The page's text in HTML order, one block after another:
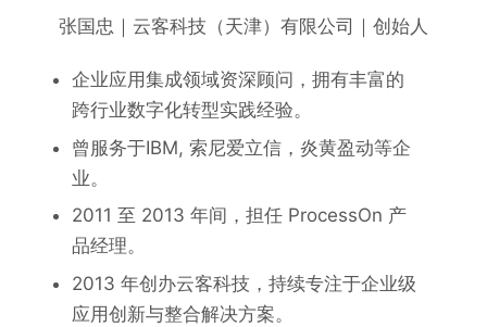
张国忠｜云客科技（天津）有限公司｜创始人
企业应用集成领域资深顾问，拥有丰富的
跨行业数字化转型实践经验。
曾服务于IBM, 索尼爱立信，炎黄盈动等企
业。
2011 至 2013 年间，担任 ProcessOn 产
品经理。
2013 年创办云客科技，持续专注于企业级
应用创新与整合解决方案。